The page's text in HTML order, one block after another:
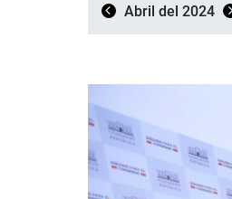
Abril del 2024